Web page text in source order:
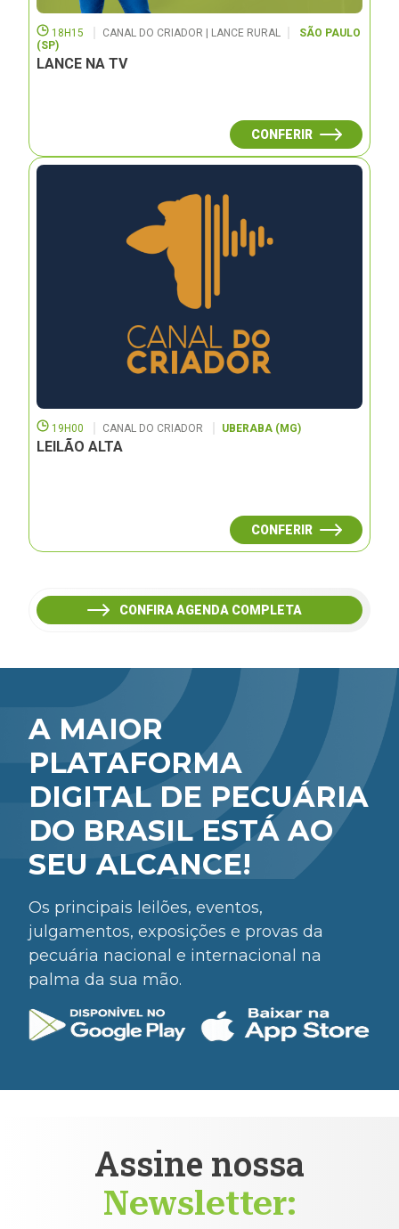
18H15 CANAL DO CRIADOR | LANCE RURAL
SÃO PAULO
(SP)
LANCE NA TV
CONFERIR
19H00 CANAL DO CRIADOR UBERABA (MG)
LEILÃO ALTA
CONFERIR
CONFIRA AGENDA COMPLETA
A MAIOR
PLATAFORMA
DIGITAL DE PECUÁRIA
DO BRASIL ESTÁ AO
SEU ALCANCE!
Os principais leilões, eventos,
julgamentos, exposições e provas da
pecuária nacional e internacional na
palma da sua mão.
Assine nossa
Newsletter: